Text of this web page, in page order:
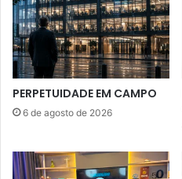
PERPETUIDADE EM CAMPO
6 de agosto de 2026